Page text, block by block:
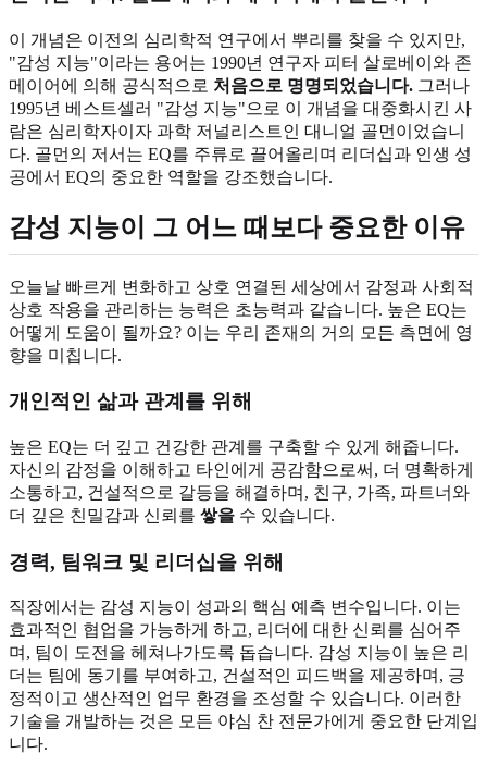
이 개념은 이전의 심리학적 연구에서 뿌리를 찾을 수 있지만,
"감성 지능"이라는 용어는 1990년 연구자 피터 살로베이와 존
메이어에 의해 공식적으로 처음으로 명명되었습니다. 그러나
1995년 베스트셀러 "감성 지능"으로 이 개념을 대중화시킨 사
람은 심리학자이자 과학 저널리스트인 대니얼 골먼이었습니
다. 골먼의 저서는 EQ를 주류로 끌어올리며 리더십과 인생 성
공에서 EQ의 중요한 역할을 강조했습니다.
감성 지능이 그 어느 때보다 중요한 이유
오늘날 빠르게 변화하고 상호 연결된 세상에서 감정과 사회적
상호 작용을 관리하는 능력은 초능력과 같습니다. 높은 EQ는
어떻게 도움이 될까요? 이는 우리 존재의 거의 모든 측면에 영
향을 미칩니다.
개인적인 삶과 관계를 위해
높은 EQ는 더 깊고 건강한 관계를 구축할 수 있게 해줍니다.
자신의 감정을 이해하고 타인에게 공감함으로써, 더 명확하게
소통하고, 건설적으로 갈등을 해결하며, 친구, 가족, 파트너와
더 깊은 친밀감과 신뢰를 쌓을 수 있습니다.
경력, 팀워크 및 리더십을 위해
직장에서는 감성 지능이 성과의 핵심 예측 변수입니다. 이는
효과적인 협업을 가능하게 하고, 리더에 대한 신뢰를 심어주
며, 팀이 도전을 헤쳐나가도록 돕습니다. 감성 지능이 높은 리
더는 팀에 동기를 부여하고, 건설적인 피드백을 제공하며, 긍
정적이고 생산적인 업무 환경을 조성할 수 있습니다. 이러한
기술을 개발하는 것은 모든 야심 찬 전문가에게 중요한 단계입
니다.